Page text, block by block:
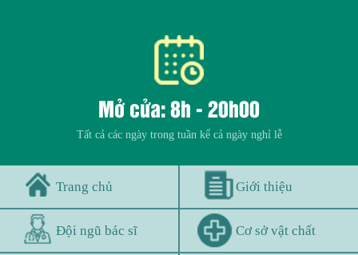
Mở cửa: 8h - 20h00
Tất cả các ngày trong tuần kể cả ngày nghỉ lễ
Trang chủ Giới thiệu
Đội ngũ bác sĩ Cơ sở vật chất